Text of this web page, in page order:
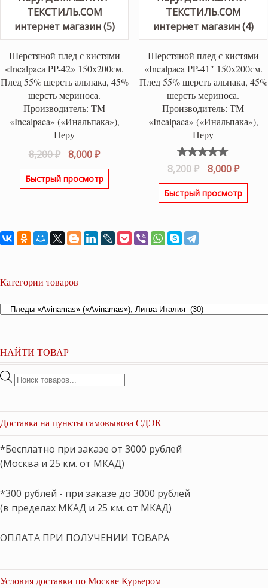
Шерстяной плед с кистями
«Incalpaca PP-42» 150х200см.
Плед 55% шерсть альпака, 45%
шерсть мериноса.
Производитель: ТМ
«Incalpaca» («Инальпака»),
Перу
8,200₽
Первоначальная
цена
составляла
8,000₽Текущая
цена:
8,000 ₽.
Быстрый просмотр
Шерстяной плед с кистями
«Incalpaca PP-41″ 150х200см.
Плед 55% шерсть альпака, 45%
шерсть мериноса.
Производитель: ТМ
«Incalpaca» («Инальпака»),
Перу
Оценка
5.00из
5
8,200₽
цена
составляла
8,000₽
цена:
8,000
Быстрый просмотр
Категории товаров
НАЙТИ ТОВАР
Поиск
Доставка на пункты самовывоза СДЭК
*Бесплатно при заказе от 3000 рублей
(Москва и 25 км. от МКАД)
*300 рублей - при заказе до 3000 рублей
(в пределах МКАД и 25 км. от МКАД)
ОПЛАТА ПРИ ПОЛУЧЕНИИ ТОВАРА
Условия доставки по Москве Курьером